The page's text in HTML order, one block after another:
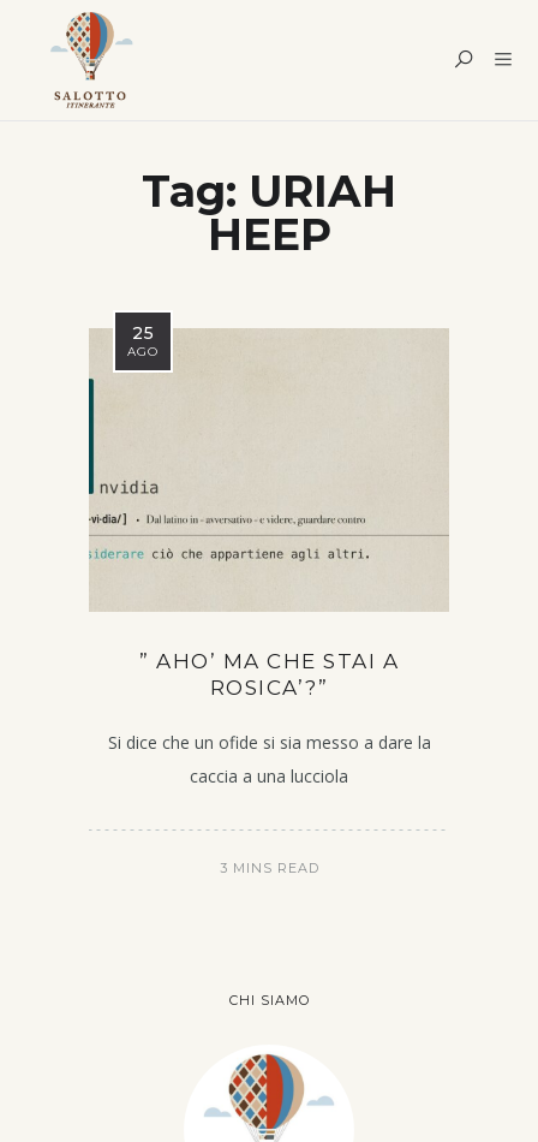
Tag: URIAH
HEEP
25
AGO
” AHO’ MA CHE STAI A
ROSICA’?”
Si dice che un ofide si sia messo a dare la
caccia a una lucciola
3 MINS READ
CHI SIAMO